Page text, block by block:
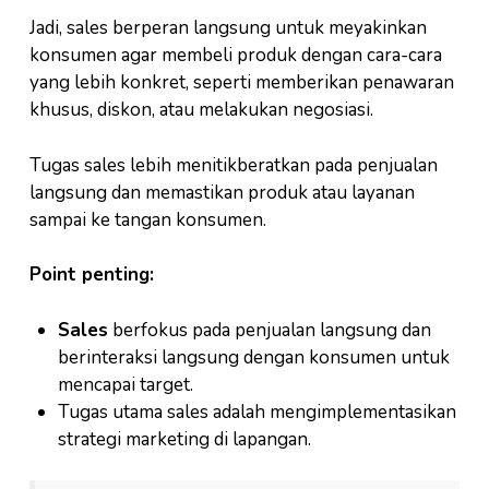
Jadi, sales berperan langsung untuk meyakinkan
konsumen agar membeli produk dengan cara-cara
yang lebih konkret, seperti memberikan penawaran
khusus, diskon, atau melakukan negosiasi.
Tugas sales lebih menitikberatkan pada penjualan
langsung dan memastikan produk atau layanan
sampai ke tangan konsumen.
Point penting:
Sales berfokus pada penjualan langsung dan
berinteraksi langsung dengan konsumen untuk
mencapai target.
Tugas utama sales adalah mengimplementasikan
strategi marketing di lapangan.